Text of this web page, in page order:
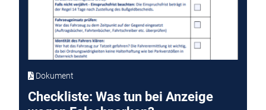
Dokument
Checkliste: Was tun bei Anzeige